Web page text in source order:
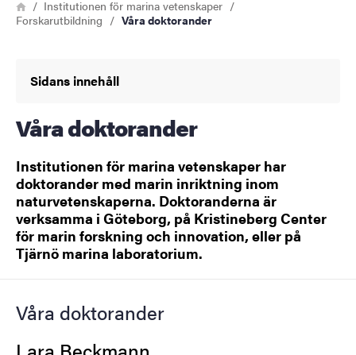
Länkstig
HemInstitutionen för marina vetenskaper
Forskarutbildning
Våra doktorander
Sidans innehåll
Våra doktorander
Institutionen för marina vetenskaper har
doktorander med marin inriktning inom
naturvetenskaperna. Doktoranderna är
verksamma i Göteborg, på Kristineberg Center
för marin forskning och innovation, eller på
Tjärnö marina laboratorium.
Våra doktorander